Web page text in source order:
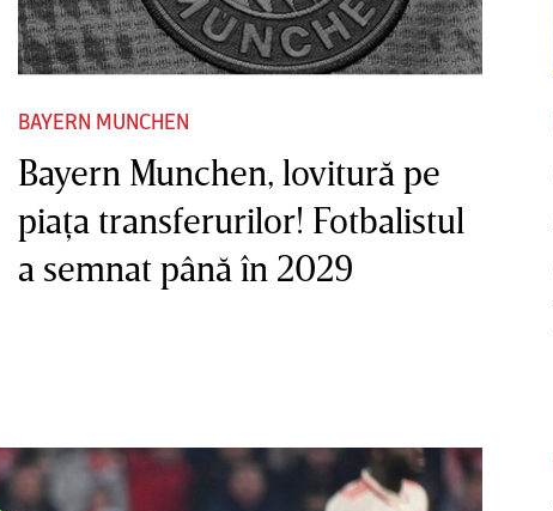
BAYERN MUNCHEN
Bayern Munchen, lovitură pe
piaţa transferurilor! Fotbalistul
a semnat până în 2029